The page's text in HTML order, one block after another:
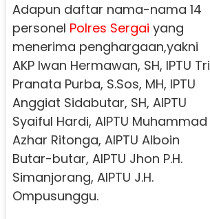
Adapun daftar nama-nama 14
personel Polres Sergai yang
menerima penghargaan,yakni
AKP Iwan Hermawan, SH, IPTU Tri
Pranata Purba, S.Sos, MH, IPTU
Anggiat Sidabutar, SH, AIPTU
Syaiful Hardi, AIPTU Muhammad
Azhar Ritonga, AIPTU Alboin
Butar-butar, AIPTU Jhon P.H.
Simanjorang, AIPTU J.H.
Ompusunggu.